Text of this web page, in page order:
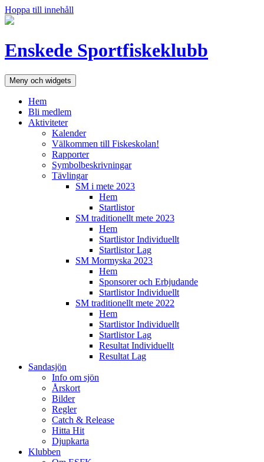
Hoppa till innehåll
Enskede Sportfiskeklubb
Meny och widgets
Hem
Bli medlem
Aktiviteter
Kalender
Välkommen till Fiskeskolan!
Rapporter
Symbolbeskrivningar
Tävlingar
SM i mete 2023
Hem
Startlistor
SM traditionellt mete 2023
Hem
Startlistor Individuellt
Startlistor Lag
SM Mormyska 2023
Hem
Sponsorer och Erbjudande
Startlistor Individuellt
SM traditionellt mete 2022
Hem
Startlistor Individuellt
Startlistor Lag
Resultat Individuellt
Resultat Lag
Sandasjön
Info om sjön
Årskort
Bilder
Regler
Catch & Release
Hitta Hit
Djupkarta
Klubben